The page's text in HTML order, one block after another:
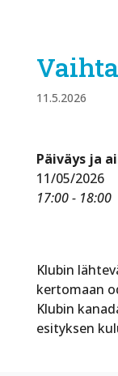
11.5.2026
Päiväys ja
11/05/2026
17:00 - 18:00
Klubin
kertomaan
Klubin
esityksen